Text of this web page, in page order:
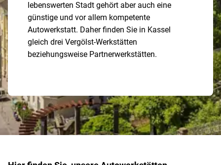
lebenswerten Stadt gehört aber auch eine
günstige und vor allem kompetente
Autowerkstatt. Daher finden Sie in Kassel
gleich drei Vergölst-Werkstätten
beziehungsweise Partnerwerkstätten.